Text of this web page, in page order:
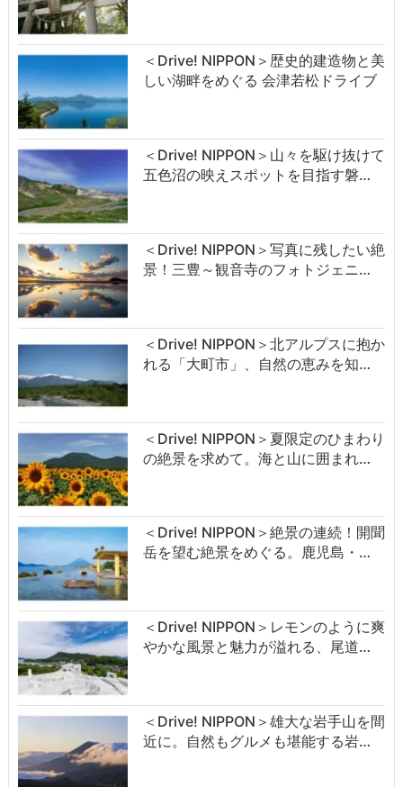
＜Drive! NIPPON＞歴史的建造物と美
しい湖畔をめぐる 会津若松ドライブ
＜Drive! NIPPON＞山々を駆け抜けて
五色沼の映えスポットを目指す磐…
＜Drive! NIPPON＞写真に残したい絶
景！三豊～観音寺のフォトジェニ…
＜Drive! NIPPON＞北アルプスに抱か
れる「大町市」、自然の恵みを知…
＜Drive! NIPPON＞夏限定のひまわり
の絶景を求めて。海と山に囲まれ…
＜Drive! NIPPON＞絶景の連続！開聞
岳を望む絶景をめぐる。鹿児島・…
＜Drive! NIPPON＞レモンのように爽
やかな風景と魅力が溢れる、尾道…
＜Drive! NIPPON＞雄大な岩手山を間
近に。自然もグルメも堪能する岩…